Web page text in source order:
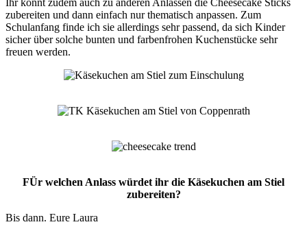
zubereiten und dann einfach nur thematisch anpassen. Zum
Schulanfang finde ich sie allerdings sehr passend, da sich Kinder
sicher über solche bunten und farbenfrohen Kuchenstücke sehr
freuen werden.
FÜr welchen Anlass würdet ihr die Käsekuchen am Stiel
zubereiten?
Bis dann. Eure Laura